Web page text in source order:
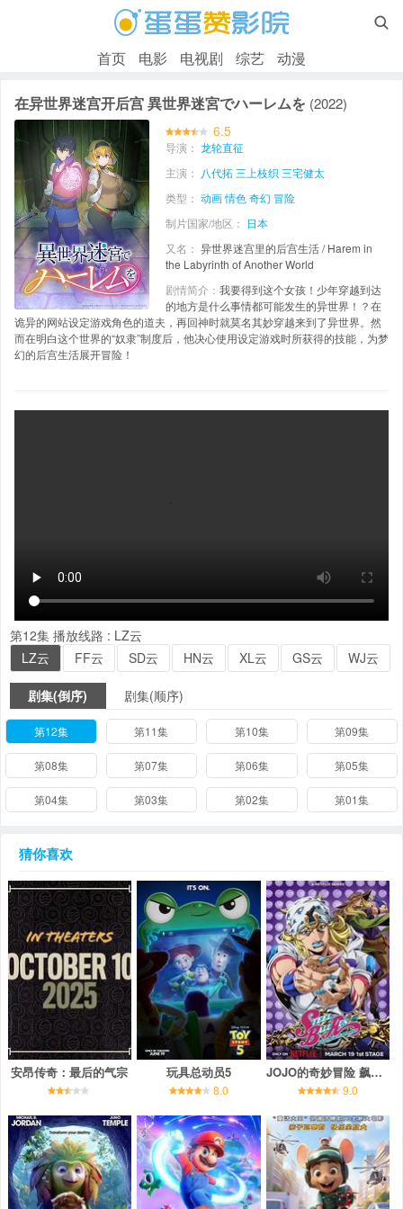

首页 电影 电视剧 综艺 动漫
在异世界迷宫开后宫 異世界迷宮でハーレムを (2022)
6.5
导演： 龙轮直征
主演： 八代拓 三上枝织 三宅健太
类型： 动画情色奇幻 冒险
制片国家/地区： 日本
又名： 异世界迷宫里的后宫生活 / Harem in
the Labyrinth of Another World
剧情简介： 我要得到这个女孩！少年穿越到达
的地方是什么事情都可能发生的异世界！？在
诡异的网站设定游戏角色的道夫，再回神时就莫名其妙穿越来到了异世界。然
而在明白这个世界的“奴隶”制度后，他决心使用设定游戏时所获得的技能，为梦
幻的后宫生活展开冒险！
第12集 播放线路 : LZ云
LZ云
FF云 SD云 HN云 XL云 GS云 WJ云
剧集(倒序) 剧集(顺序)
第12集 第11集 第10集 第09集
第08集 第07集 第06集 第05集
第04集 第03集 第02集 第01集
猜你喜欢
安昂传奇：最后的气宗 玩具总动员5
8.0
JOJO的奇妙冒险 飙马野郎
9.0